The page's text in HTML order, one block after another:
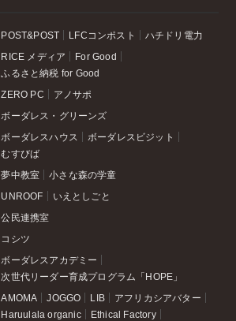
POST&POST LFCコンポスト ハチドリ電力
RICE メディア
For Good
ふるさと納税 for Good
ZERO PC アノサポ
ボーダレス・グリーンズ
ボーダレスハウス
ボーダレスビジット
むすびば
夢中教室 小さな森の学童
UNROOF いえとしごと
公民連携室
コシツ
ボーダレスアカデミー
次世代リーダー育成プログラム「HOPE」
AMOMA JOGGO LIB
アフリカシアバター
Haruulala organic
Ethical Factory